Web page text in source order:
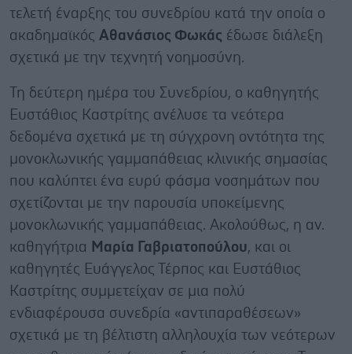
τελετή έναρξης του συνεδρίου κατά την οποία ο
ακαδημαϊκός Αθανάσιος Φωκάς έδωσε διάλεξη
σχετικά με την τεχνητή νοημοσύνη.
Τη δεύτερη ημέρα του Συνεδρίου, ο καθηγητής
Ευστάθιος Καστρίτης ανέλυσε τα νεότερα
δεδομένα σχετικά με τη σύγχρονη οντότητα της
μονοκλωνικής γαμμαπάθειας κλινικής σημασίας
που καλύπτει ένα ευρύ φάσμα νοσημάτων που
σχετίζονται με την παρουσία υποκείμενης
μονοκλωνικής γαμμαπάθειας. Ακολούθως, η αν.
καθηγήτρια Μαρία Γαβριατοπούλου, και οι
καθηγητές Ευάγγελος Τέρπος και Ευστάθιος
Καστρίτης συμμετείχαν σε μια πολύ
ενδιαφέρουσα συνεδρία «αντιπαραθέσεων»
σχετικά με τη βέλτιστη αλληλουχία των νεότερων